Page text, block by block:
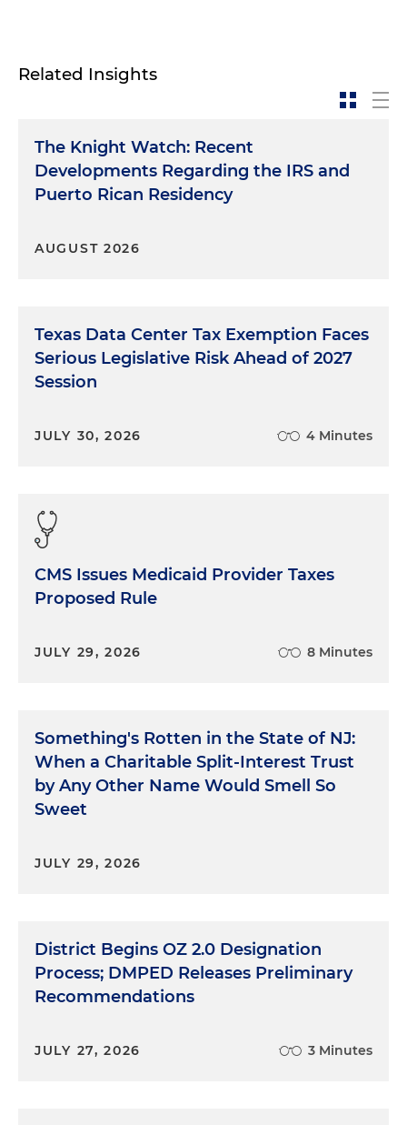
Related Insights
The Knight Watch: Recent
Developments Regarding the IRS and
Puerto Rican Residency
AUGUST 2026
Texas Data Center Tax Exemption Faces
Serious Legislative Risk Ahead of 2027
Session
JULY 30, 2026 4 Minutes
CMS Issues Medicaid Provider Taxes
Proposed Rule
JULY 29, 2026 8 Minutes
Something's Rotten in the State of NJ:
When a Charitable Split-Interest Trust
by Any Other Name Would Smell So
Sweet
JULY 29, 2026
District Begins OZ 2.0 Designation
Process; DMPED Releases Preliminary
Recommendations
JULY 27, 2026 3 Minutes